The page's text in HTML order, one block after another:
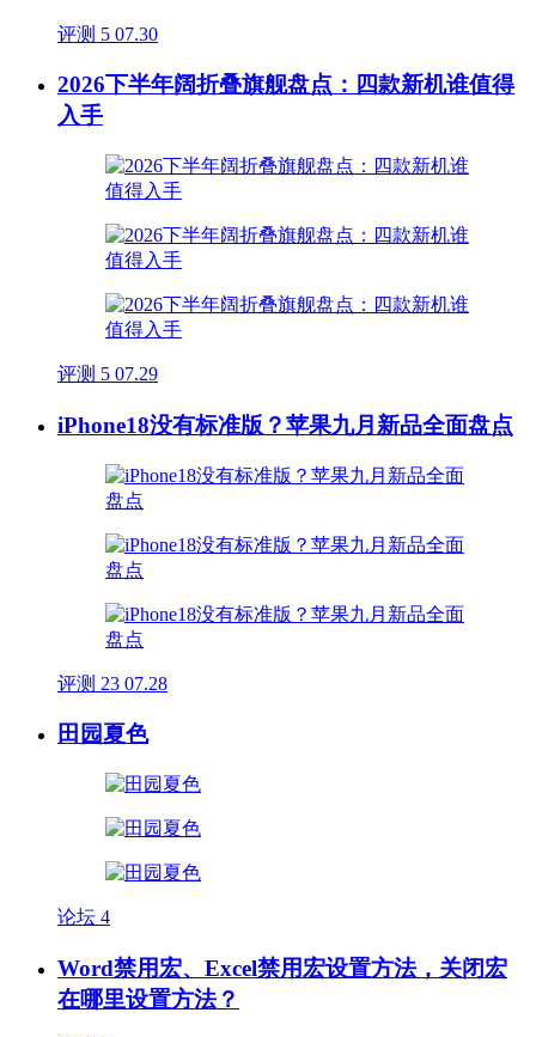
评测 5 07.30
2026下半年阔折叠旗舰盘点：四款新机谁值得
入手
评测 5 07.29
iPhone18没有标准版？苹果九月新品全面盘点
评测 23 07.28
田园夏色
论坛 4
Word禁用宏、Excel禁用宏设置方法，关闭宏
在哪里设置方法？